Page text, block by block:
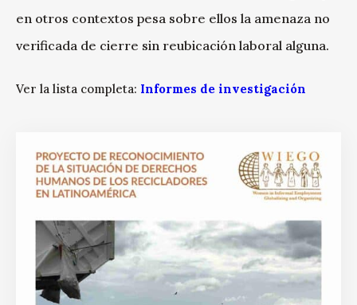
en otros contextos pesa sobre ellos la amenaza no
verificada de cierre sin reubicación laboral alguna.
Ver la lista completa: Informes de investigación